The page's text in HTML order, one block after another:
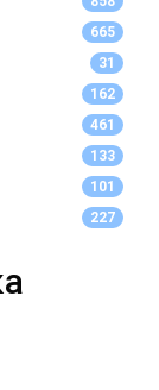
665
31
162
461
133
101
227